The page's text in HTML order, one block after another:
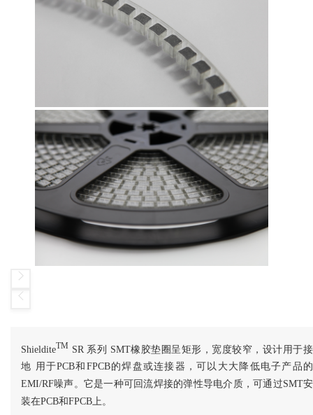
ShielditeTM SR 系列 SMT橡胶垫圈呈矩形，宽度较窄，设计用于接
地 用于PCB和FPCB的焊盘或连接器，可以大大降低电子产品的
EMI/RF噪声。它是一种可回流焊接的弹性导电介质，可通过SMT安
装在PCB和FPCB上。